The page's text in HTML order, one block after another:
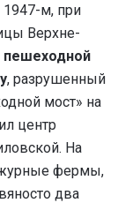
1947-м, при
Верхне-
пешеходной
, разрушенный
мост» на
центр
На
фермы,
два